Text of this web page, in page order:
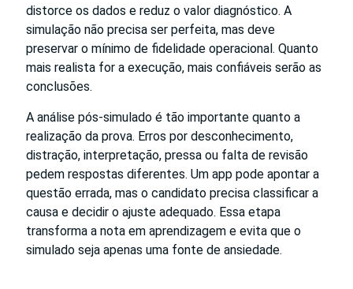
distorce os dados e reduz o valor diagnóstico. A
simulação não precisa ser perfeita, mas deve
preservar o mínimo de fidelidade operacional. Quanto
mais realista for a execução, mais confiáveis serão as
conclusões.
A análise pós-simulado é tão importante quanto a
realização da prova. Erros por desconhecimento,
distração, interpretação, pressa ou falta de revisão
pedem respostas diferentes. Um app pode apontar a
questão errada, mas o candidato precisa classificar a
causa e decidir o ajuste adequado. Essa etapa
transforma a nota em aprendizagem e evita que o
simulado seja apenas uma fonte de ansiedade.